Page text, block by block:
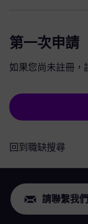
第一次申請
如果您尚未註冊，
回到職缺搜尋
請聯繫我們